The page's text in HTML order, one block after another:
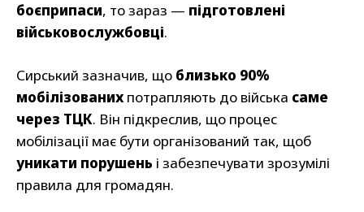
боєприпаси, то зараз — підготовлені
військовослужбовці.
Сирський зазначив, що близько 90%
мобілізованихпотрапляють до війська саме
через ТЦК. Він підкреслив, що процес
мобілізації має бути організований так, щоб
уникати порушень і забезпечувати зрозумілі
правила для громадян.